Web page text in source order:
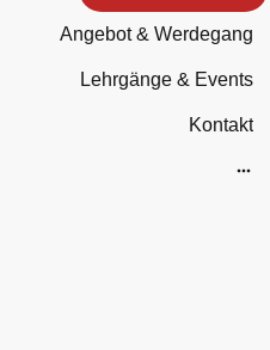
Angebot & Werdegang
Lehrgänge & Events
Kontakt